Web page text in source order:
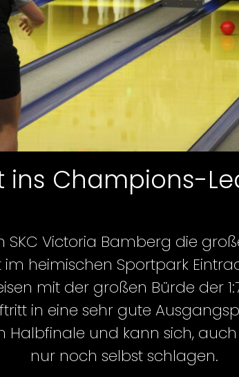
ins Champions-
SKC Victoria Bamberg die
heimischen Sportpark
mit der großen Bürde der
in eine sehr gute
Halbfinale und kann sich,
nur noch selbst schlagen.